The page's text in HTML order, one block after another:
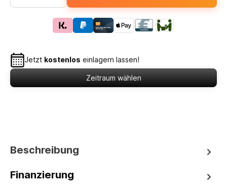
Jetzt kostenlos einlagern lassen!
Zeitraum wählen
Beschreibung
Finanzierung